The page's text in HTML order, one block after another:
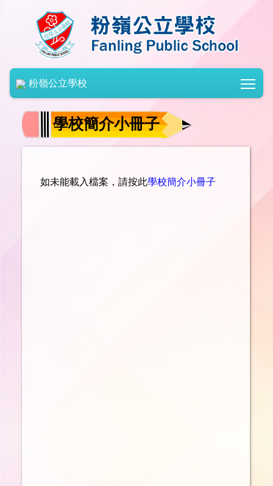
粉嶺公立學校
學校簡介小冊子
如未能載入檔案，請按此學校簡介小冊子